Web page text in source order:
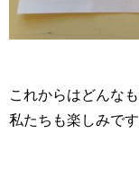
これからはどんな
私たちも楽しみです